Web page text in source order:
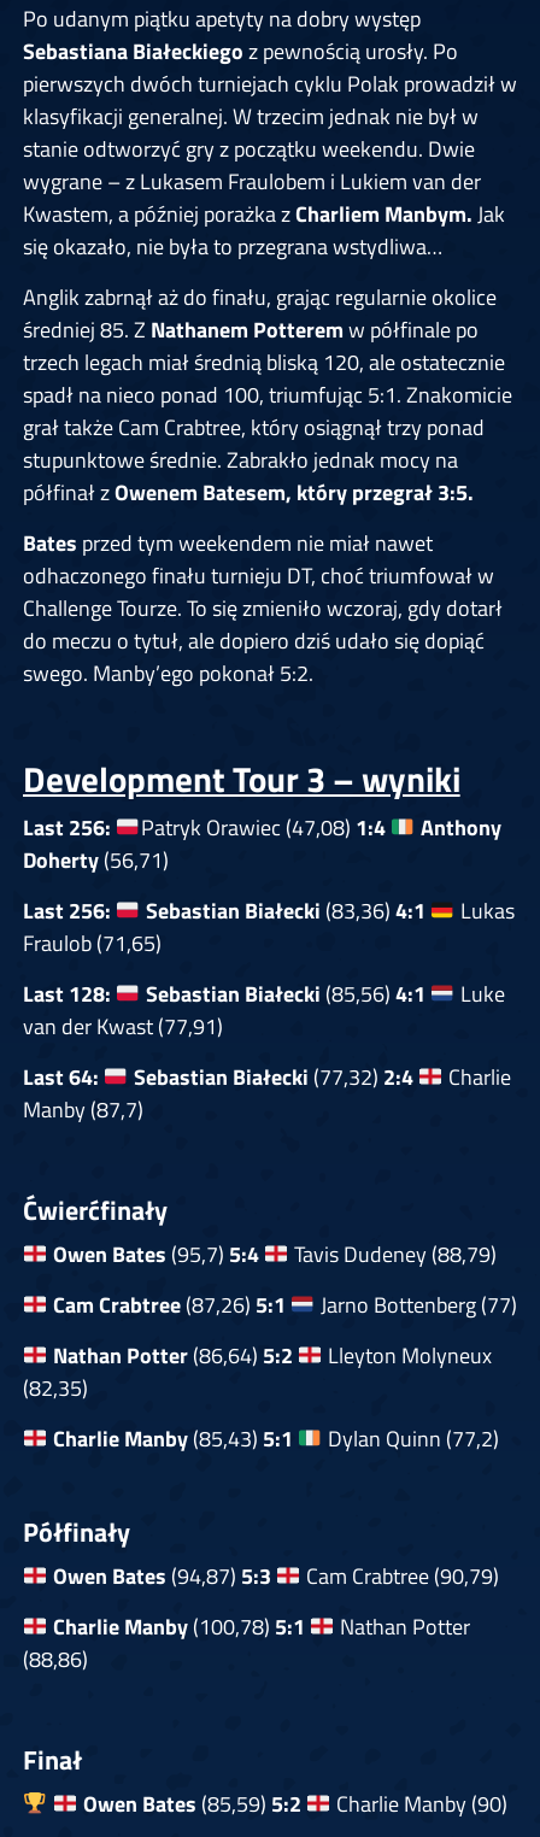
Po udanym piątku apetyty na dobry występ
Sebastiana Białeckiegoz pewnością urosły. Po
pierwszych dwóch turniejach cyklu Polak prowadził w
klasyfikacji generalnej. W trzecim jednak nie był w
stanie odtworzyć gry z początku weekendu. Dwie
wygrane – z Lukasem Fraulobem i Lukiem van der
Kwastem, a później porażka zCharliem Manbym.Jak
się okazało, nie była to przegrana wstydliwa…
Anglik zabrnął aż do finału, grając regularnie okolice
średniej 85. Z Nathanem Potteremw półfinale po
trzech legach miał średnią bliską 120, ale ostatecznie
spadł na nieco ponad 100, triumfując 5:1. Znakomicie
grał także Cam Crabtree, który osiągnął trzy ponad
stupunktowe średnie. Zabrakło jednak mocy na
półfinał zOwenem Batesem, który przegrał 3:5.
Bates przed tym weekendem nie miał nawet
odhaczonego finału turnieju DT, choć triumfował w
Challenge Tourze. To się zmieniło wczoraj, gdy dotarł
do meczu o tytuł, ale dopiero dziś udało się dopiąć
swego. Manby’ego pokonał 5:2.
Development Tour 3 – wyniki
Last 256: Patryk Orawiec (47,08) 1:4
Anthony
Doherty(56,71)
Last 256:
Sebastian Białecki (83,36)4:1
Lukas
Fraulob (71,65)
Last 128:
Sebastian Białecki (85,56)4:1
Luke
van der Kwast (77,91)
Last 64:
Sebastian Białecki (77,32) 2:4
Charlie
Manby (87,7)
Ćwierćfinały
Owen Bates (95,7) 5:4
Tavis Dudeney (88,79)
Cam Crabtree(87,26) 5:1
Jarno Bottenberg (77)
Nathan Potter(86,64) 5:2
Lleyton Molyneux
(82,35)
Charlie Manby(85,43) 5:1 Dylan Quinn (77,2)
Półfinały
Owen Bates (94,87) 5:3
Cam Crabtree (90,79)
Charlie Manby(100,78) 5:1
Nathan Potter
(88,86)
Finał
Owen Bates (85,59) 5:2 Charlie Manby (90)